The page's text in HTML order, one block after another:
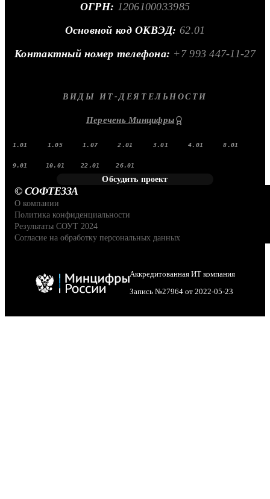
ОГРН: 1206100033985
Основной код ОКВЭД: 62.01
Контактный номер телефона: +7 993 447-11-27
ВИДЫ ИТ-ДЕЯТЕЛЬНОСТИ
Перечень Минцифры
1.01 1.05 1.07 2.01 3.01 4.01 8.01
9.01 10.01 22.01 26.01
Обсудить проект
© СОФТЕЗЗА
О компании
Политика конфиденциальности
Результаты СОУТ 2024
Согласие на обработку персональных данных
Аккредитованная ИТ компания
Запись №27964 от 2022-05-23